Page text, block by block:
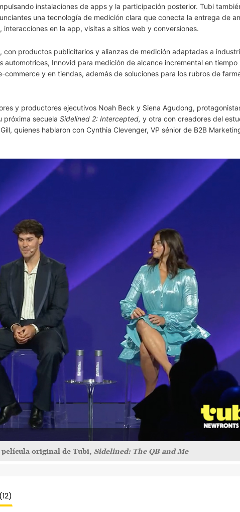
instalaciones de apps y la participación posterior. Tubi
una tecnología de medición clara que conecta la entrega de
en la app, visitas a sitios web y conversiones.
, con productos publicitarios y alianzas de medición adaptadas a
automotrices, Innovid para medición de alcance incremental en tiempo
commerce y en tiendas, además de soluciones para los rubros de
y productores ejecutivos Noah Beck y Siena Agudong,
próxima secuela Sidelined 2: Intercepted, y otra con creadores del
quienes hablaron con Cynthia Clevenger, VP sénior de B2B
película original de Tubi, Sidelined: The QB and Me
(12)